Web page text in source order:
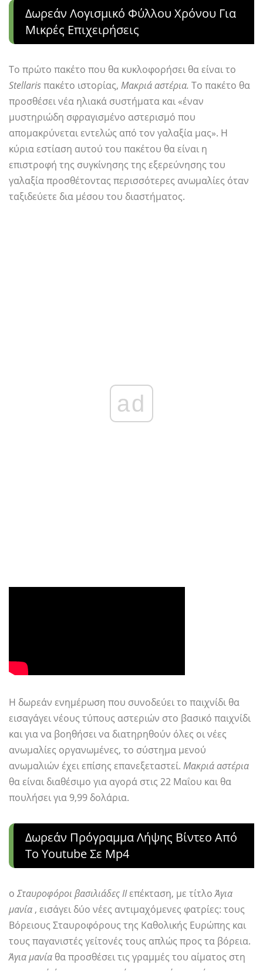
Δωρεάν Λογισμικό Φύλλου Χρόνου Για
Μικρές Επιχειρήσεις
Το πρώτο πακέτο που θα κυκλοφορήσει θα είναι το
Stellarisπακέτο ιστορίας, Μακριά αστέρια. Το πακέτο θα
προσθέσει νέα ηλιακά συστήματα και «έναν
μυστηριώδη σφραγισμένο αστερισμό που
απομακρύνεται εντελώς από τον γαλαξία μας». Η
κύρια εστίαση αυτού του πακέτου θα είναι η
επιστροφή της συγκίνησης της εξερεύνησης του
γαλαξία προσθέτοντας περισσότερες ανωμαλίες όταν
ταξιδεύετε δια μέσου του διαστήματος.
ad
Η δωρεάν ενημέρωση που συνοδεύει το παιχνίδι θα
εισαγάγει νέους τύπους αστεριών στο βασικό παιχνίδι
και για να βοηθήσει να διατηρηθούν όλες οι νέες
ανωμαλίες οργανωμένες, το σύστημα μενού
ανωμαλιών έχει επίσης επανεξεταστεί. Μακριά αστέρια
θα είναι διαθέσιμο για αγορά στις 22 Μαΐου και θα
πουλήσει για 9,99 δολάρια.
Δωρεάν Πρόγραμμα Λήψης Βίντεο Από
Το Youtube Σε Mp4
ο Σταυροφόροι βασιλιάδες ΙΙεπέκταση, με τίτλοΆγια
μανία , εισάγει δύο νέες αντιμαχόμενες φατρίες: τους
Βόρειους Σταυροφόρους της Καθολικής Ευρώπης και
τους παγανιστές γείτονές τους απλώς προς τα βόρεια.
Άγια μανία θα προσθέσει τις γραμμές του αίματος στη